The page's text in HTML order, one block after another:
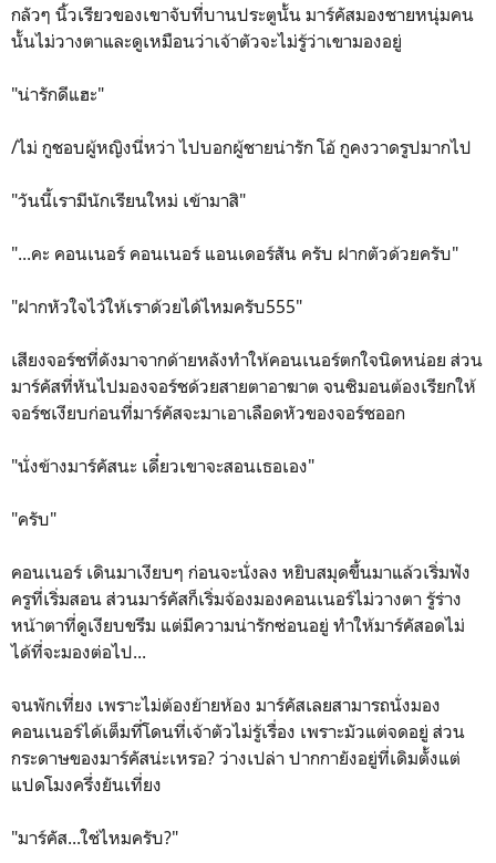
กลัวๆ นิ้วเรียวของเขาจับที่บานประตูนั้น มาร์คัสมองชายหนุ่มคน
นั้นไม่วางตาและดูเหมือนว่าเจ้าตัวจะไม่รู้ว่าเขามองอยู่
"น่ารักดีแฮะ"
/ไม่ กูชอบผู้หญิงนี่หว่า ไปบอกผู้ชายน่ารัก โอ้ กูคงวาดรูปมากไป
"วันนี้เรามีนักเรียนใหม่ เข้ามาสิ"
"...คะ คอนเนอร์ คอนเนอร์ แอนเดอร์สัน ครับ ฝากตัวด้วยครับ"
"ฝากหัวใจไว้ให้เราด้วยได้ไหมครับ555"
เสียงจอร์ชที่ดังมาจากด้ายหลังทำให้คอนเนอร์ตกใจนิดหน่อย ส่วน
มาร์คัสที่หันไปมองจอร์ชด้วยสายตาอาฆาต จนซิมอนต้องเรียกให้
จอร์ชเงียบก่อนที่มาร์คัสจะมาเอาเลือดหัวของจอร์ชออก
"นั่งข้างมาร์คัสนะ เดี๋ยวเขาจะสอนเธอเอง"
"ครับ"
คอนเนอร์ เดินมาเงียบๆ ก่อนจะนั่งลง หยิบสมุดขึ้นมาแล้วเริ่มฟัง
ครูที่เริ่มสอน ส่วนมาร์คัสก็เริ่มจ้องมองคอนเนอร์ไม่วางตา รู้ร่าง
หน้าตาที่ดูเงียบขรึม แต่มีความน่ารักซ่อนอยู่ ทำให้มาร์คัสอดไม่
ได้ที่จะมองต่อไป...
จนพักเที่ยง เพราะไม่ต้องย้ายห้อง มาร์คัสเลยสามารถนั่งมอง
คอนเนอร์ได้เต็มที่โดนที่เจ้าตัวไม่รู้เรื่อง เพราะมัวแต่จดอยู่ ส่วน
กระดาษของมาร์คัสน่ะเหรอ? ว่างเปล่า ปากกายังอยู่ที่เดิมตั้งแต่
แปดโมงครึ่งยันเที่ยง
"มาร์คัส...ใช่ไหมครับ?"